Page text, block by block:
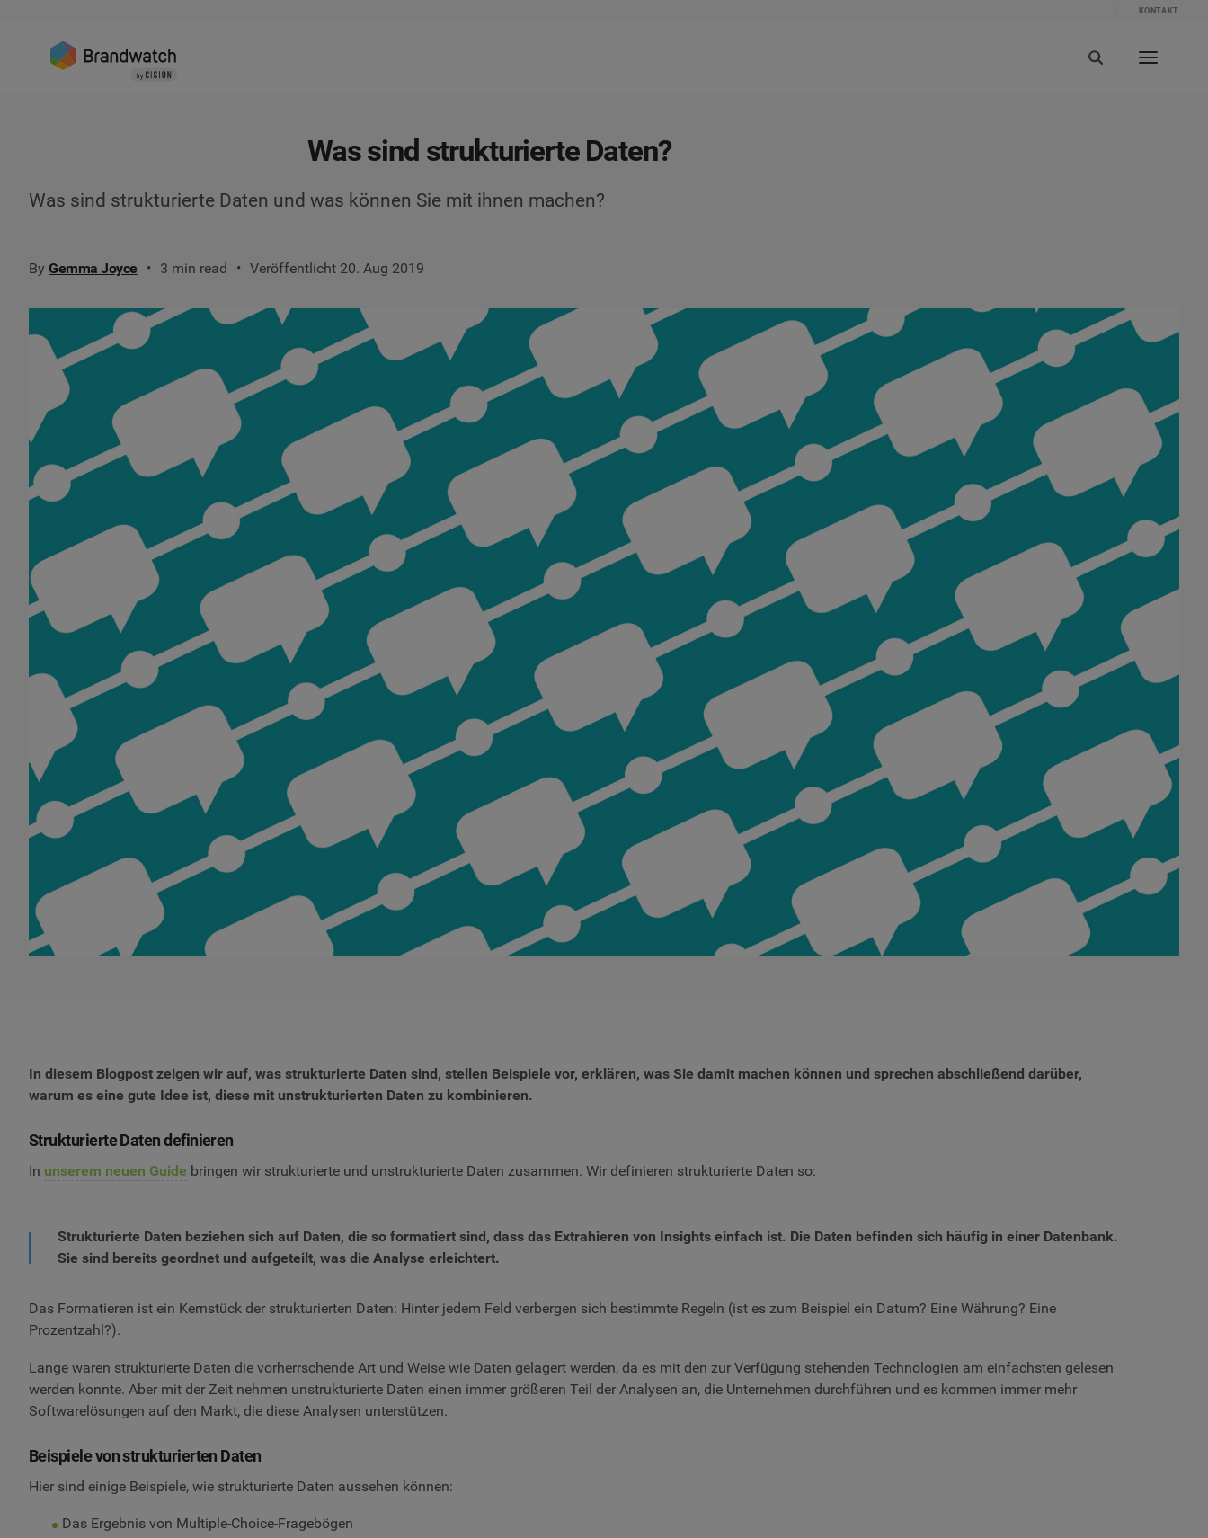
KONTAKT
Was sind strukturierte Daten?
Was sind strukturierte Daten und was können Sie mit ihnen machen?
By Gemma Joyce 3 min read Veröffentlicht 20. Aug 2019
In diesem Blogpost zeigen wir auf, was strukturierte Daten sind, stellen Beispiele vor, erklären, was Sie damit machen können und sprechen abschließend darüber,
warum es eine gute Idee ist, diese mit unstrukturierten Daten zu kombinieren.
Strukturierte Daten definieren
In unserem neuen Guide bringen wir strukturierte und unstrukturierte Daten zusammen. Wir definieren strukturierte Daten so:
Strukturierte Daten beziehen sich auf Daten, die so formatiert sind, dass das Extrahieren von Insights einfach ist. Die Daten befinden sich häufig in einer Datenbank.
Sie sind bereits geordnet und aufgeteilt, was die Analyse erleichtert.
Das Formatieren ist ein Kernstück der strukturierten Daten: Hinter jedem Feld verbergen sich bestimmte Regeln (ist es zum Beispiel ein Datum? Eine Währung? Eine
Prozentzahl?).
Lange waren strukturierte Daten die vorherrschende Art und Weise wie Daten gelagert werden, da es mit den zur Verfügung stehenden Technologien am einfachsten gelesen
werden konnte. Aber mit der Zeit nehmen unstrukturierte Daten einen immer größeren Teil der Analysen an, die Unternehmen durchführen und es kommen immer mehr
Softwarelösungen auf den Markt, die diese Analysen unterstützen.
Beispiele von strukturierten Daten
Hier sind einige Beispiele, wie strukturierte Daten aussehen können:
Das Ergebnis von Multiple-Choice-Fragebögen